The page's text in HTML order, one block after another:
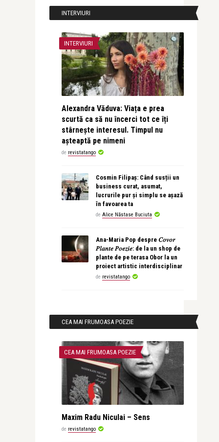
INTERVIURI
INTERVIURI
Alexandra Văduva: Viața e prea
scurtă ca să nu încerci tot ce îți
stârnește interesul. Timpul nu
așteaptă pe nimeni
de revistatango
Cosmin Filipaș: Când susții un
business curat, asumat,
lucrurile pur și simplu se așază
în favoarea ta
de Alice Năstase Buciuta
Ana-Maria Pop despre 𝐶𝑜𝑣𝑜𝑟
𝑃𝑙𝑎𝑛𝑡𝑒 𝑃𝑜𝑒𝑧𝑖𝑒: de la un shop de
plante de pe terasa Obor la un
proiect artistic interdisciplinar
de revistatango
CEA MAI FRUMOASA POEZIE
CEA MAI FRUMOASA POEZIE
Maxim Radu Niculai – Sens
de revistatango